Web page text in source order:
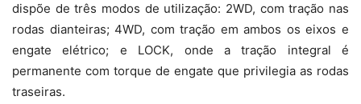
dispõe de três modos de utilização: 2WD, com tração nas
rodas dianteiras; 4WD, com tração em ambos os eixos e
engate elétrico; e LOCK, onde a tração integral é
permanente com torque de engate que privilegia as rodas
traseiras.